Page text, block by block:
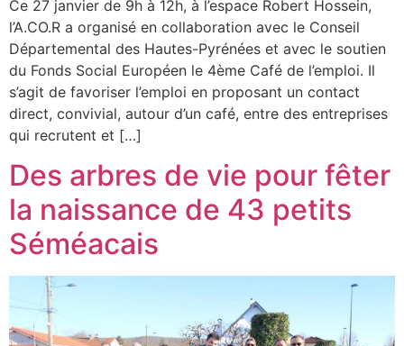
Ce 27 janvier de 9h à 12h, à l’espace Robert Hossein,
l’A.CO.R a organisé en collaboration avec le Conseil
Départemental des Hautes-Pyrénées et avec le soutien
du Fonds Social Européen le 4ème Café de l’emploi. Il
s’agit de favoriser l’emploi en proposant un contact
direct, convivial, autour d’un café, entre des entreprises
qui recrutent et […]
Des arbres de vie pour fêter
la naissance de 43 petits
Séméacais